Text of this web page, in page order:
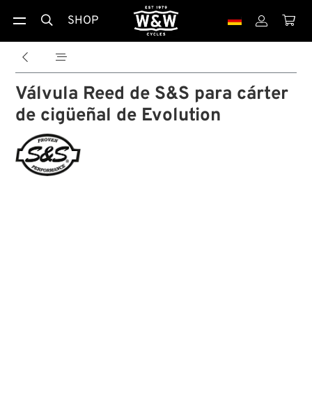
 SHOP  
 
Válvula Reed de S&S para cárter
de cigüeñal de Evolution